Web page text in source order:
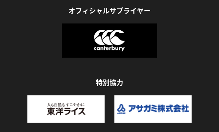
オフィシャルサプライヤー
特別協力